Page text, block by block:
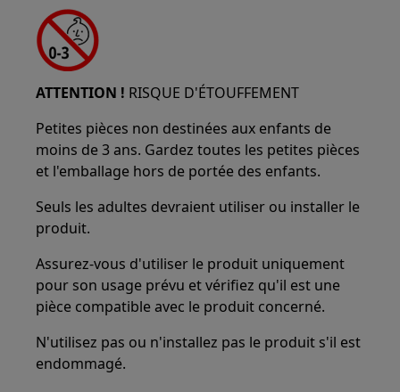
ATTENTION ! RISQUE D'ÉTOUFFEMENT
Petites pièces non destinées aux enfants de
moins de 3 ans. Gardez toutes les petites pièces
et l'emballage hors de portée des enfants.
Seuls les adultes devraient utiliser ou installer le
produit.
Assurez-vous d'utiliser le produit uniquement
pour son usage prévu et vérifiez qu'il est une
pièce compatible avec le produit concerné.
N'utilisez pas ou n'installez pas le produit s'il est
endommagé.